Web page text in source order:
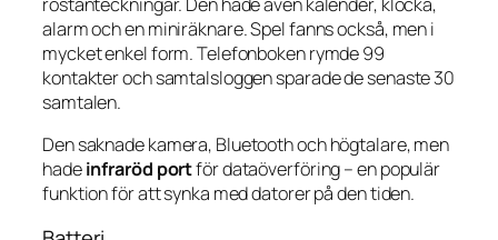
alarm och en miniräknare. Spel fanns också, men i
mycket enkel form. Telefonboken rymde 99
kontakter och samtalsloggen sparade de senaste 30
samtalen.
Den saknade kamera, Bluetooth och högtalare, men
hadeinfraröd portför dataöverföring – en populär
funktion för att synka med datorer på den tiden.